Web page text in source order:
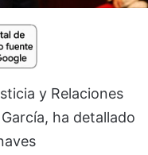
y Relaciones
ha detallado